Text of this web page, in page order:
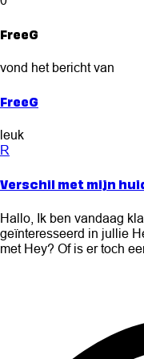
FreeG
vond het bericht van
FreeG
leuk
R
Verschil met mijn
Hallo, Ik ben vandaag
geïnteresseerd in jullie
met Hey? Of is er toch